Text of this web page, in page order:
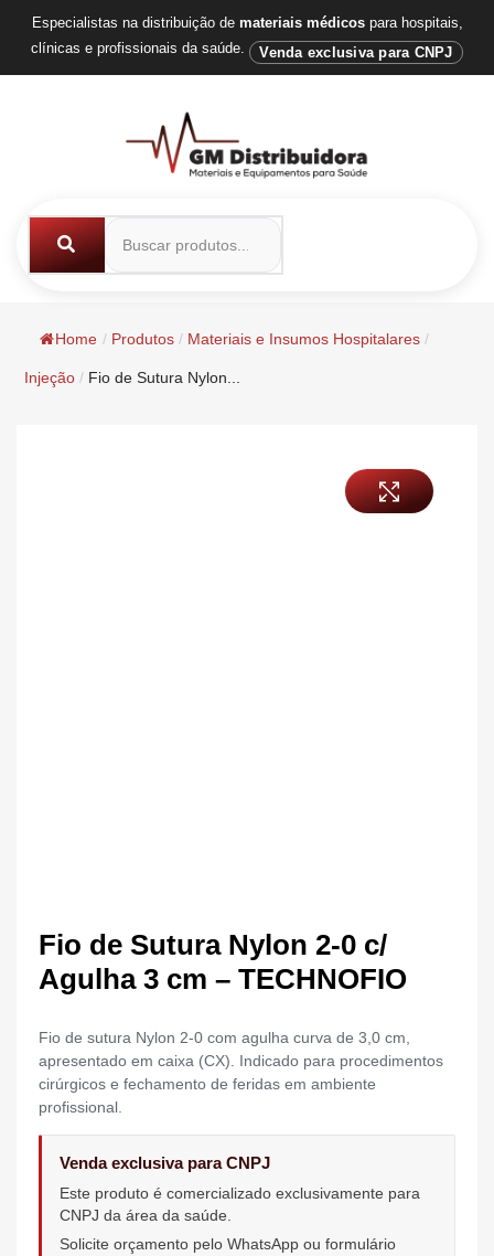
Especialistas na distribuição de materiais médicospara hospitais,
clínicas e profissionais da saúde.
Venda exclusiva para CNPJ
Home / Produtos / Materiais e Insumos Hospitalares /
Injeção / Fio de Sutura Nylon...
Fio de Sutura Nylon 2-0 c/
Agulha 3 cm – TECHNOFIO
Fio de sutura Nylon 2-0 com agulha curva de 3,0 cm,
apresentado em caixa (CX). Indicado para procedimentos
cirúrgicos e fechamento de feridas em ambiente
profissional.
Venda exclusiva para CNPJ
Este produto é comercializado exclusivamente para
CNPJ da área da saúde.
Solicite orçamento pelo WhatsApp ou formulário